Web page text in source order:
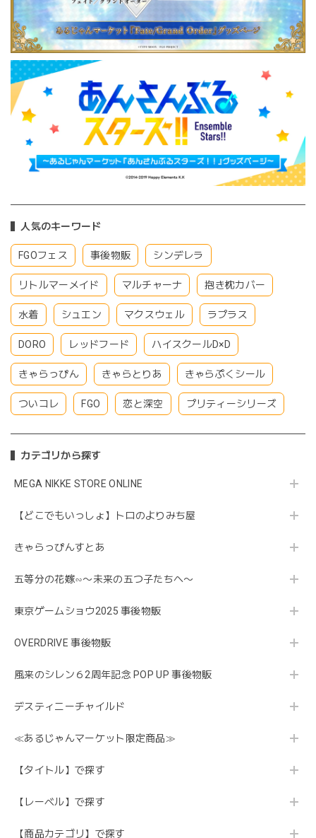
人気のキーワード
FGOフェス 事後物販 シンデレラ
リトルマーメイド マルチャーナ 抱き枕カバー
水着 シュエン マクスウェル ラプラス
DORO レッドフード ハイスクールD×D
きゃらっぴん きゃらとりあ きゃらぷくシール
ついコレ FGO 恋と深空 プリティーシリーズ
カテゴリから探す
MEGA NIKKE STORE ONLINE
【どこでもいっしょ】トロのよりみち屋
きゃらっぴんすとあ
五等分の花嫁∽〜未来の五つ子たちへ〜
東京ゲームショウ2025 事後物販
OVERDRIVE 事後物販
風来のシレン６2周年記念 POP UP 事後物販
デスティニーチャイルド
≪あるじゃんマーケット限定商品≫
【タイトル】で探す
【レーベル】で探す
【商品カテゴリ】で探す